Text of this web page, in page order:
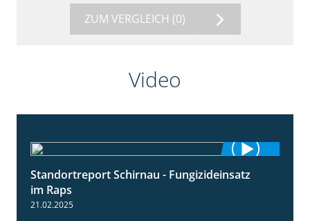
ZUM VERGLEICH (0)
Video
4:48
Standortreport Schirnau - Fungizideinsatz
im Raps
21.02.2025